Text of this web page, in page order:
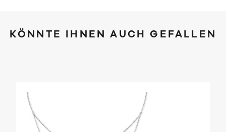
KÖNNTE IHNEN AUCH GEFALLEN